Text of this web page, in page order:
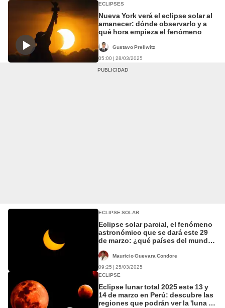
ECLIPSES
Nueva York verá el eclipse solar al
amanecer: dónde observarlo y a
qué hora empieza el fenómeno
Gustavo Prellwitz
05:00 | 28/03/2025
ECLIPSE SOLAR
Eclipse solar parcial, el fenómeno
astronómico que se dará este 29
de marzo: ¿qué países del mundo
Mauricio Guevara Condore
09:25 | 25/03/2025
ECLIPSE
Eclipse lunar total 2025 este 13 y
14 de marzo en Perú: descubre las
regiones que podrán ver la 'luna de